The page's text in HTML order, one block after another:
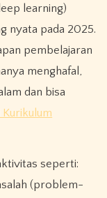
learning)
nyata pada 2025.
pembelajaran
menghafal,
dan bisa
seperti:
(problem-